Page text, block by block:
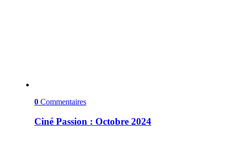
0 Commentaires
Ciné Passion : Octobre 2024